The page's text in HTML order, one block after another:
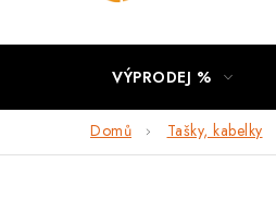
VÝPRODEJ %
Domů Tašky, kabelky